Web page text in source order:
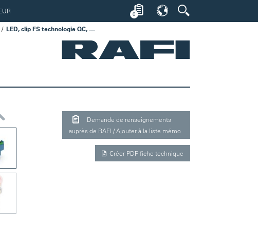
0
LED, clip FS technologie QC, 28,8 Volt, bleu, LED
auprès de RAFI / Ajouter à la liste mémo
Créer PDF fiche technique